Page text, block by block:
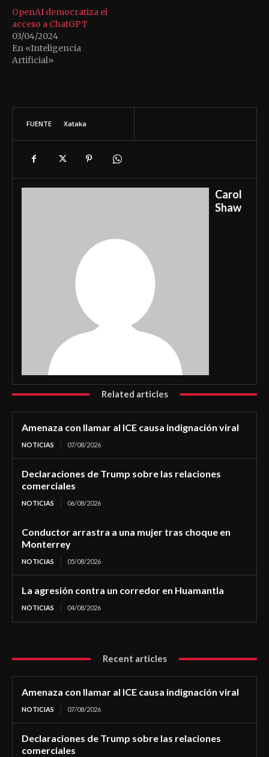
OpenAI democratiza el
acceso a ChatGPT
03/04/2024
En «Inteligencia
Artificial»
FUENTE Xataka
Carol
Shaw
Related articles
Amenaza con llamar al ICE causa indignación viral
NOTICIAS 07/08/2026
Declaraciones de Trump sobre las relaciones
comerciales
NOTICIAS 06/08/2026
Conductor arrastra a una mujer tras choque en
Monterrey
NOTICIAS 05/08/2026
La agresión contra un corredor en Huamantla
NOTICIAS 04/08/2026
Recent articles
Amenaza con llamar al ICE causa indignación viral
NOTICIAS 07/08/2026
Declaraciones de Trump sobre las relaciones
comerciales